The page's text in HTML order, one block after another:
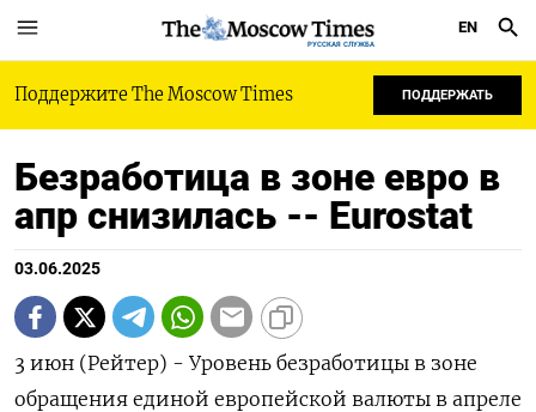
РУССКАЯ СЛУЖБА
EN
Поддержите The Moscow Times ПОДДЕРЖАТЬ
Безработица в зоне евро в
апр снизилась -- Eurostat
03.06.2025
3 июн (Рейтер) - Уровень безработицы в зоне
обращения единой европейской валюты в апреле